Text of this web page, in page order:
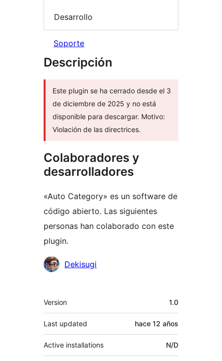
Desarrollo
Soporte
Descripción
Este plugin se ha cerrado desde el 3
de diciembre de 2025 y no está
disponible para descargar. Motivo:
Violación de las directrices.
Colaboradores y
desarrolladores
«Auto Category» es un software de
código abierto. Las siguientes
personas han colaborado con este
plugin.
Colaboradores
Dekisugi
Meta
Version 1.0
Last updated hace 12 años
Active installations N/D